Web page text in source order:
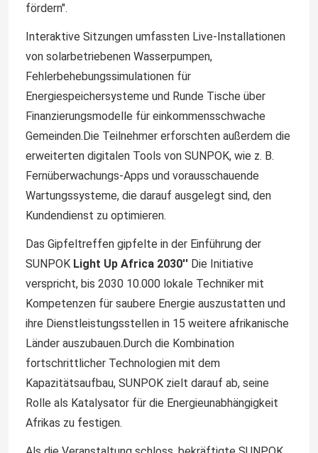
Heim
Produkte
Videos
Über uns
fördern".
Interaktive Sitzungen umfassten Live-Installationen
von solarbetriebenen Wasserpumpen,
Fehlerbehebungssimulationen für
Energiespeichersysteme und Runde Tische über
Finanzierungsmodelle für einkommensschwache
Gemeinden.Die Teilnehmer erforschten außerdem die
erweiterten digitalen Tools von SUNPOK, wie z. B.
Fernüberwachungs-Apps und vorausschauende
Wartungssysteme, die darauf ausgelegt sind, den
Kundendienst zu optimieren.
Das Gipfeltreffen gipfelte in der Einführung der
SUNPOK Light Up Africa 2030′′ Die Initiative
verspricht, bis 2030 10.000 lokale Techniker mit
Kompetenzen für saubere Energie auszustatten und
ihre Dienstleistungsstellen in 15 weitere afrikanische
Länder auszubauen.Durch die Kombination
fortschrittlicher Technologien mit dem
Kapazitätsaufbau, SUNPOK zielt darauf ab, seine
Rolle als Katalysator für die Energieunabhängigkeit
Afrikas zu festigen.